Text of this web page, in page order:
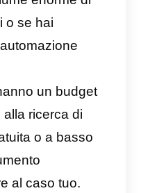
è una buona
la tua
questa domanda
tue esigenze,